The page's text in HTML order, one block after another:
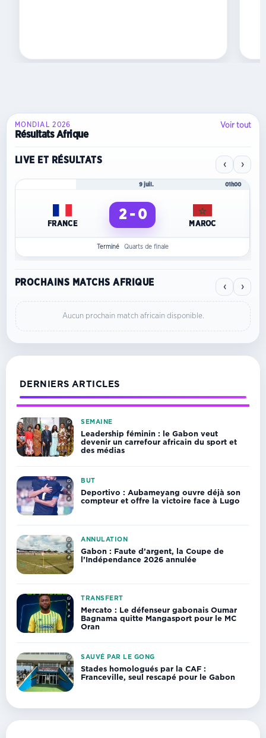
MONDIAL 2026
Résultats Afrique
Voir tout
LIVE ET RÉSULTATS ‹ ›
9 juil. 01h00
FRANCE
2 - 0
MAROC
Terminé Quarts de finale
PROCHAINS MATCHS AFRIQUE ‹ ›
Aucun prochain match africain disponible.
DERNIERS ARTICLES
SEMAINE
Leadership féminin : le Gabon veut
devenir un carrefour africain du sport et
des médias
BUT
Deportivo : Aubameyang ouvre déjà son
compteur et offre la victoire face à Lugo
ANNULATION
Gabon : Faute d’argent, la Coupe de
l’Indépendance 2026 annulée
TRANSFERT
Mercato : Le défenseur gabonais Oumar
Bagnama quitte Mangasport pour le MC
Oran
SAUVÉ PAR LE GONG
Stades homologués par la CAF :
Franceville, seul rescapé pour le Gabon